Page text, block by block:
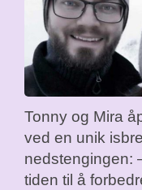
Tonny og Mira
ved en unik
nedstengingen:
tiden til å